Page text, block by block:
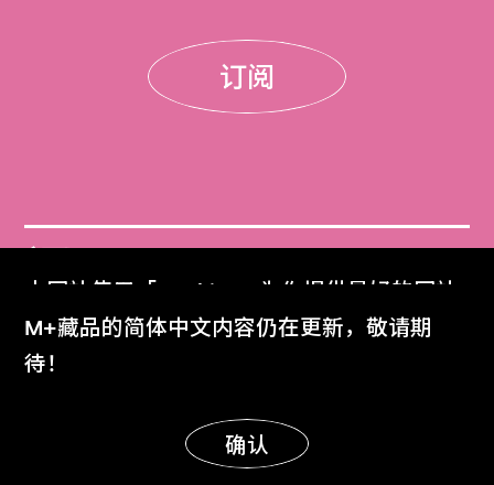
本网站使用「Cookies」为你提供最好的网站
体验。
了解更多
明白
M+藏品的简体中文内容仍在更新，敬请期
待！
确认
订阅
门票
Get Tickets